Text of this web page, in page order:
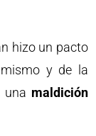
hizo un pacto
y de la
una maldición